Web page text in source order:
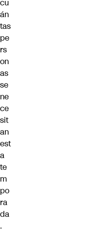
cu
án
tas
pe
rs
on
as
se
ne
ce
sit
an
est
a
te
m
po
ra
da
.